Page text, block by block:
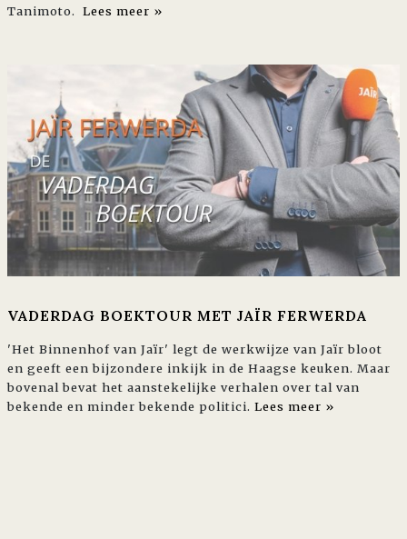
Tanimoto. Lees meer »
VADERDAG BOEKTOUR MET JAÏR FERWERDA
'Het Binnenhof van Jaïr' legt de werkwijze van Jaïr bloot
en geeft een bijzondere inkijk in de Haagse keuken. Maar
bovenal bevat het aanstekelijke verhalen over tal van
bekende en minder bekende politici. Lees meer »